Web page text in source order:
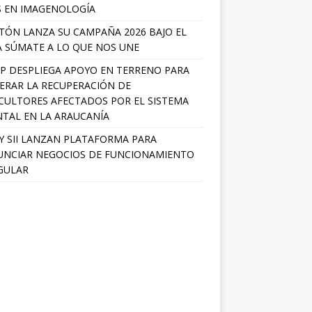
EN IMAGENOLOGÍA
LANZA SU CAMPAÑA 2026 BAJO EL
SÚMATE A LO QUE NOS UNE
DESPLIEGA APOYO EN TERRENO PARA
LA RECUPERACIÓN DE
AFECTADOS POR EL SISTEMA
EN LA ARAUCANÍA
SII LANZAN PLATAFORMA PARA
NEGOCIOS DE FUNCIONAMIENTO